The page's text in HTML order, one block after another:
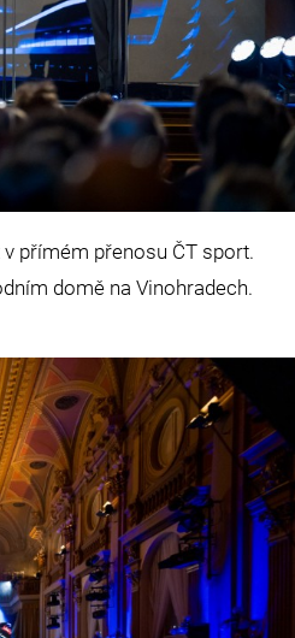
přímém přenosu ČT sport.
domě na Vinohradech.